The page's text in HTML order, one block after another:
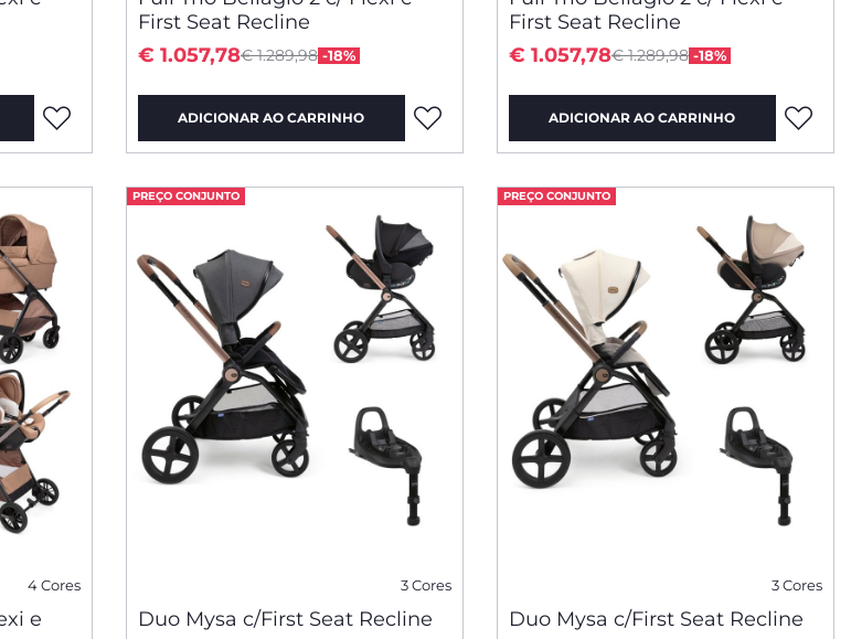
First Seat Recline
Price reduced from
€ 1.289,98 -18%
to
€ 1.057,78
ADICIONAR AO CARRINHO
First Seat Recline
Price reduced from
€ 1.289,98 -18%
to
€ 1.057,78
ADICIONAR AO CARRINHO
4 Cores
e
PREÇO CONJUNTO
3 Cores
Duo Mysa c/First Seat Recline
PREÇO CONJUNTO
3 Cores
Duo Mysa c/First Seat Recline